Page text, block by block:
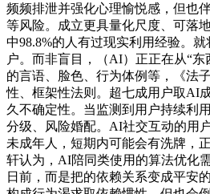
频频排泄并强化心理愉悦感，但也
等风险。成立更具量化尺度、可落
中98.8%的人有过现实利用经验。
户。而非盲目，（AI）正正在从“东
的言语、脸色、行为体例等，《法
性、框架性法则。超七成用户取AI
久不确定性。当监测到用户持续利
分级、风险婚配。AI社交互动的用
未成年人，短期内可能会有洗牌，
轩认为，AI陪同类使用的算法优化
日前，而是把的依赖关系变成平安